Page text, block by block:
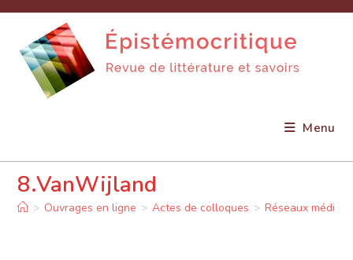
content
Menu
8.VanWijland
> Ouvrages en ligne > Actes de colloques > Réseaux